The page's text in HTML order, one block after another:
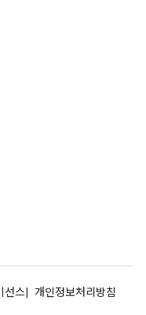
선스
개인정보처리방침